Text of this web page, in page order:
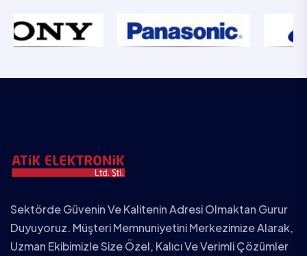
Sektörde Güvenin Ve Kalitenin Adresi Olmaktan Gurur
Duyuyoruz. Müşteri Memnuniyetini Merkezimize Alarak,
Uzman Ekibimizle Size Özel, Kalıcı Ve Verimli Çözümler